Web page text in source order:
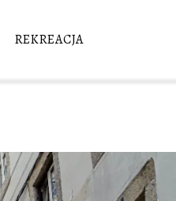
REKREACJA